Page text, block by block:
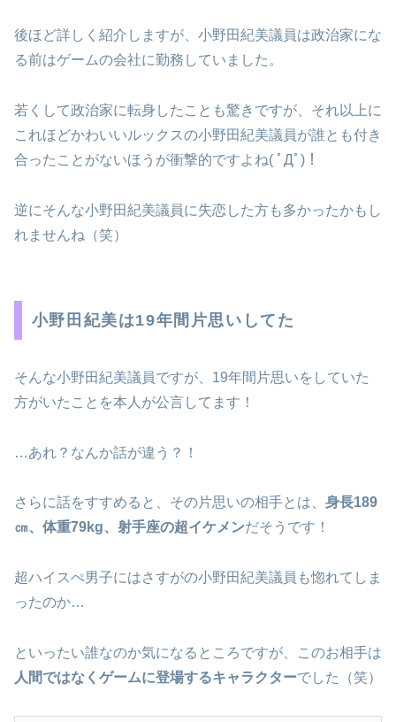
後ほど詳しく紹介しますが、小野田紀美議員は政治家にな
る前はゲームの会社に勤務していました。
若くして政治家に転身したことも驚きですが、それ以上に
これほどかわいいルックスの小野田紀美議員が誰とも付き
合ったことがないほうが衝撃的ですよね( ﾟДﾟ)！
逆にそんな小野田紀美議員に失恋した方も多かったかもし
れませんね（笑）
小野田紀美は19年間片思いしてた
そんな小野田紀美議員ですが、19年間片思いをしていた
方がいたことを本人が公言してます！
…あれ？なんか話が違う？！
さらに話をすすめると、その片思いの相手とは、 身長189
㎝、体重79kg、射手座の超イケメンだそうです！
超ハイスぺ男子にはさすがの小野田紀美議員も惚れてしま
ったのか…
といったい誰なのか気になるところですが、このお相手は
人間ではなくゲームに登場するキャラクターでした（笑）